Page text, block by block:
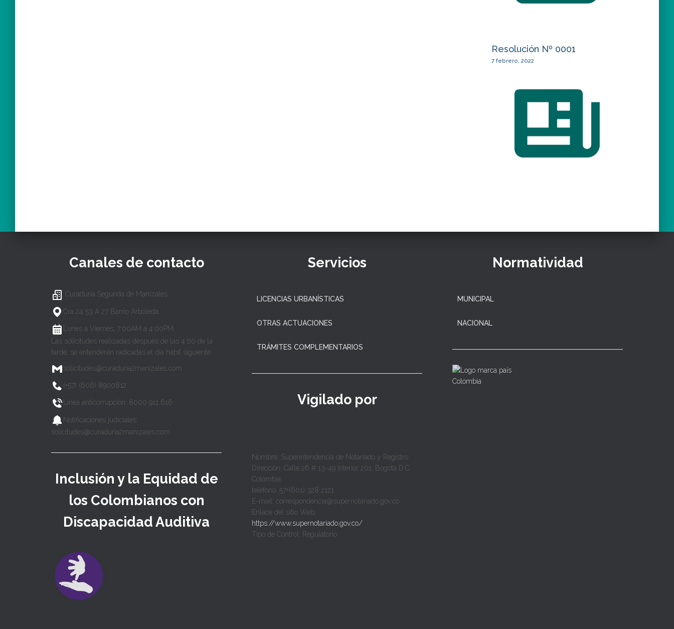
Resolución Nº 0001
7 febrero, 2022
Canales de contacto
Curaduría Segunda de Manizales
Cra 24 53 A 27 Barrio Arboleda
Lunes a Viernes, 7:00AM a 4:00PM
Las solicitudes realizadas después de las 4:00 de la
tarde, se entenderán radicadas el día hábil siguiente.
solicitudes@curaduria2manizales.com
(+57) (606) 8900812
Línea anticorrupción: 8000 911 616
Notificaciones judiciales:
solicitudes@curaduria2manizales.com
Inclusión y la Equidad de
los Colombianos con
Discapacidad Auditiva
Servicios
LICENCIAS URBANÍSTICAS
OTRAS ACTUACIONES
TRÁMITES COMPLEMENTARIOS
Vigilado por
Nombre: Superintendencia de Notariado y Registro
Dirección: Calle 26 # 13-49 Interior 201, Bogotá D.C.
Colombia.
teléfono: 57+(601) 328 2121
E-mail: correspondencia@supernotariado.gov.co
Enlace del sitio Web:
https://www.supernotariado.gov.co/
Tipo de Control: Regulatorio
Normatividad
MUNICIPAL
NACIONAL